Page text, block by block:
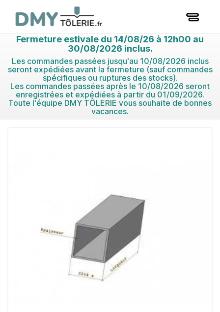
Fermeture estivale du 14/08/26 à 12h00 au
30/08/2026 inclus.
Les commandes passées jusqu'au 10/08/2026 inclus
seront expédiées avant la fermeture (sauf commandes
spécifiques ou ruptures des stocks).
Les commandes passées après le 10/08/2026 seront
enregistrées et expédiées à partir du 01/09/2026.
Toute l'équipe DMY TÔLERIE vous souhaite de bonnes
vacances.